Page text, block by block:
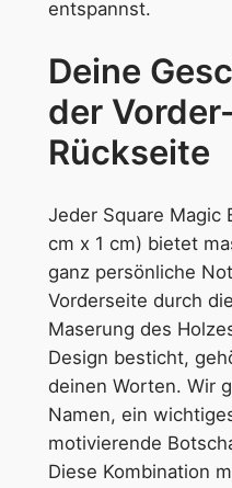
entspannst.
Deine
der
Rückseite
Jeder Square Magic
cm x 1 cm) bietet
ganz persönliche
Vorderseite durch
Maserung des
Design besticht,
deinen Worten. Wir
Namen, ein
motivierende
Diese Kombination